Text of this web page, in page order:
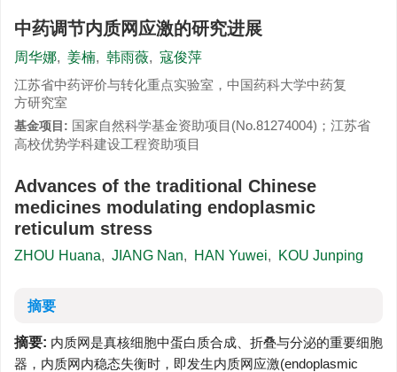
中药调节内质网应激的研究进展
周华娜, 姜楠, 韩雨薇, 寇俊萍
江苏省中药评价与转化重点实验室，中国药科大学中药复
方研究室
基金项目: 国家自然科学基金资助项目(No.81274004)；江苏省
高校优势学科建设工程资助项目
Advances of the traditional Chinese
medicines modulating endoplasmic
reticulum stress
ZHOU Huana, JIANG Nan, HAN Yuwei, KOU Junping
摘要
摘要: 内质网是真核细胞中蛋白质合成、折叠与分泌的重要细胞
器，内质网内稳态失衡时，即发生内质网应激(endoplasmic